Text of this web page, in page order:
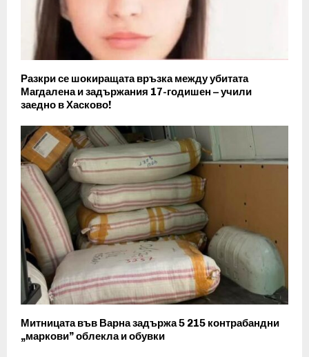
Разкри се шокиращата връзка между убитата
Магдалена и задържания 17-годишен – учили
заедно в Хасково!
Митницата във Варна задържа 5 215 контрабандни
„маркови” облекла и обувки